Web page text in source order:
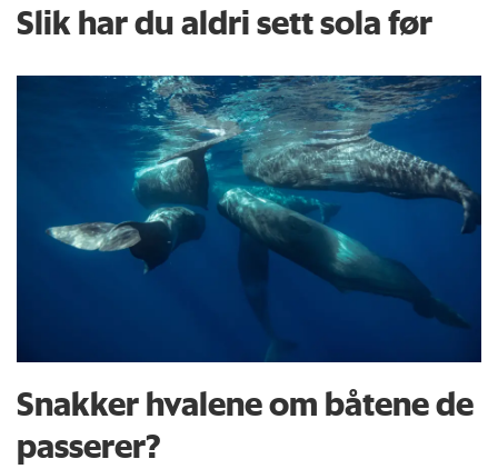
Slik har du aldri sett sola før
Snakker hvalene om båtene de
passerer?